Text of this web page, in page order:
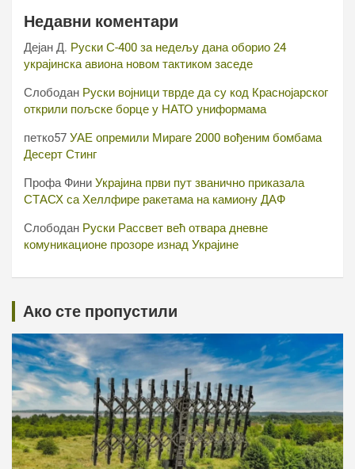
Недавни коментари
Дејан Д. Руски С-400 за недељу дана оборио 24
украјинска авиона новом тактиком заседе
Слободан Руски војници тврде да су код Краснојарског
открили пољске борце у НАТО униформама
петко57 УАЕ опремили Мираге 2000 вођеним бомбама
Десерт Стинг
Профа Фини Украјина први пут званично приказала
СТАСХ са Хеллфире ракетама на камиону ДАФ
Слободан Руски Рассвет већ отвара дневне
комуникационе прозоре изнад Украјине
Ако сте пропустили